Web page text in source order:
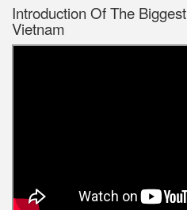
Introduction Of The
Vietnam